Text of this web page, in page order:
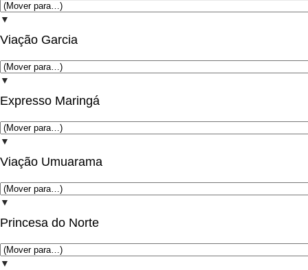
▼
Viação Garcia
▼
Expresso Maringá
▼
Viação Umuarama
▼
Princesa do Norte
▼